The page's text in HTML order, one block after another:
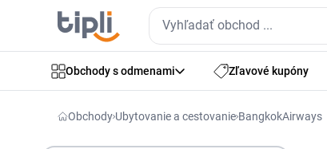
Obchody s odmenami Zľavové kupóny
Obchody Ubytovanie a cestovanie BangkokAirways